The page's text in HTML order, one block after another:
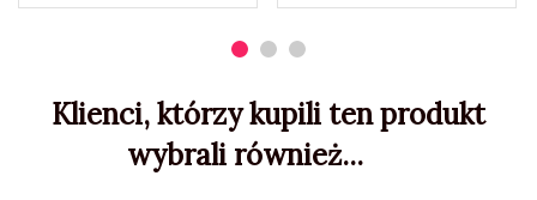
Klienci, którzy kupili ten produkt
wybrali również...